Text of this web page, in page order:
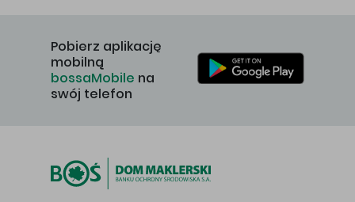
Pobierz aplikację
mobilną
bossaMobile na
swój telefon